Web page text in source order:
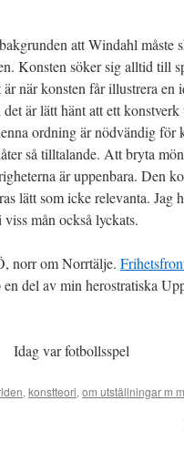
att Windahl måste
Konsten söker sig alltid till
när konsten får illustrera en
är lätt hänt att ett
ordning är nödvändig för
så tilltalande. Att bryta
är uppenbara. Den
lätt som icke relevanta. Jag
mån också lyckats.
norr om Norrtälje.
del av min herostratiska
Idag var fotbollsspel
, konstteori, om utställningar m m